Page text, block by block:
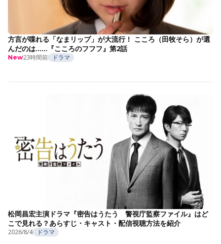
方言が喋れる「なまリップ」が大流行！ こころ（田牧そら）が選
んだのは……『こころのフフフ』第2話
New23時間前 ドラマ
松岡昌宏主演ドラマ『密告はうたう 警視庁監察ファイル』はど
こで見れる？あらすじ・キャスト・配信視聴方法を紹介
2026/8/4 ドラマ